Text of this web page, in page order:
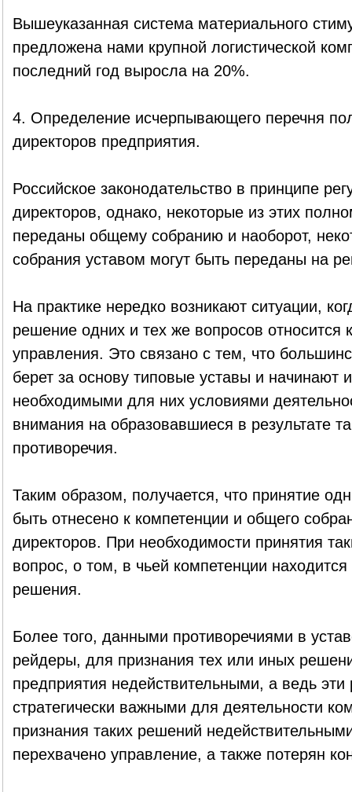
Вышеуказанная система материального
предложена нами крупной логистической
последний год выросла на 20%.
4. Определение исчерпывающего перечня
директоров предприятия.
Российское законодательство в принципе
директоров, однако, некоторые из этих
переданы общему собранию и наоборот,
собрания уставом могут быть переданы на
На практике нередко возникают ситуации,
решение одних и тех же вопросов относится
управления. Это связано с тем, что
берет за основу типовые уставы и начинают
необходимыми для них условиями
внимания на образовавшиеся в результате
противоречия.
Таким образом, получается, что принятие
быть отнесено к компетенции и общего
директоров. При необходимости принятия
вопрос, о том, в чьей компетенции находится
решения.
Более того, данными противоречиями в
рейдеры, для признания тех или иных
предприятия недействительными, а ведь
стратегически важными для деятельности
признания таких решений
перехвачено управление, а также потерян